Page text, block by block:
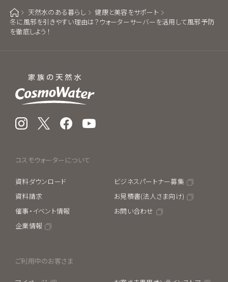
ホーム
天然水のある暮らし
健康と美容をサポート
冬に風邪を引きやすい理由は？ウォーターサーバーを活用して風邪予防
を徹底しよう！
Instagram Facebook
コスモウォーターについて
資料ダウンロード
資料請求
催事・イベント情報
企業情報
ビジネスパートナー募集
お見積書(法人さま向け)
お問い合わせ
ご利用中のお客さま